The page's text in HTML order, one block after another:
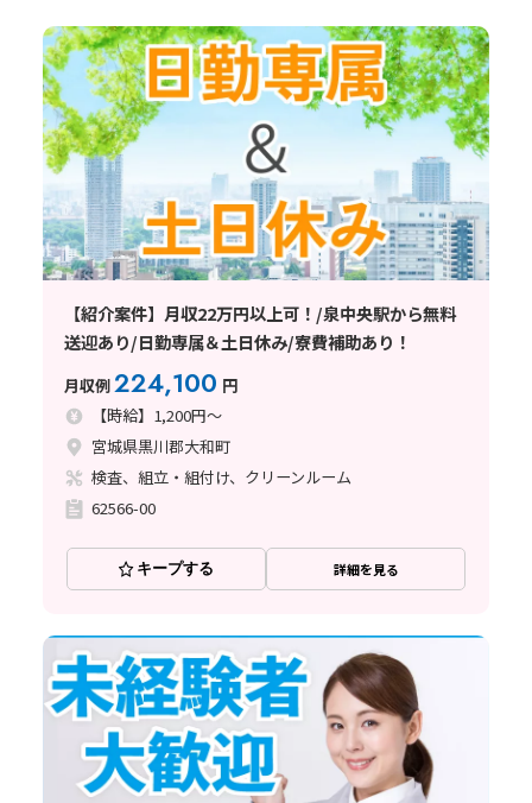
【紹介案件】月収22万円以上可！/泉中央駅から無料
送迎あり/日勤専属＆土日休み/寮費補助あり！
月収例224,100 円
【時給】1,200円～
宮城県黒川郡大和町
検査、組立・組付け、クリーンルーム
62566-00
キープする 詳細を見る